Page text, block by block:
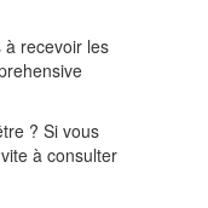
recevoir les
? Si vous
à consulter